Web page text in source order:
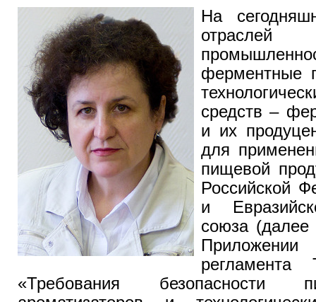
На
ферментные
средств –
и их
для
пищевой
Российской
и
союза
регламента
«Требования безопасности